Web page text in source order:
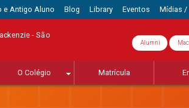
e Antigo Aluno Blog Library Eventos Mídias /
- São
Alumni
O Colégio Matrícula